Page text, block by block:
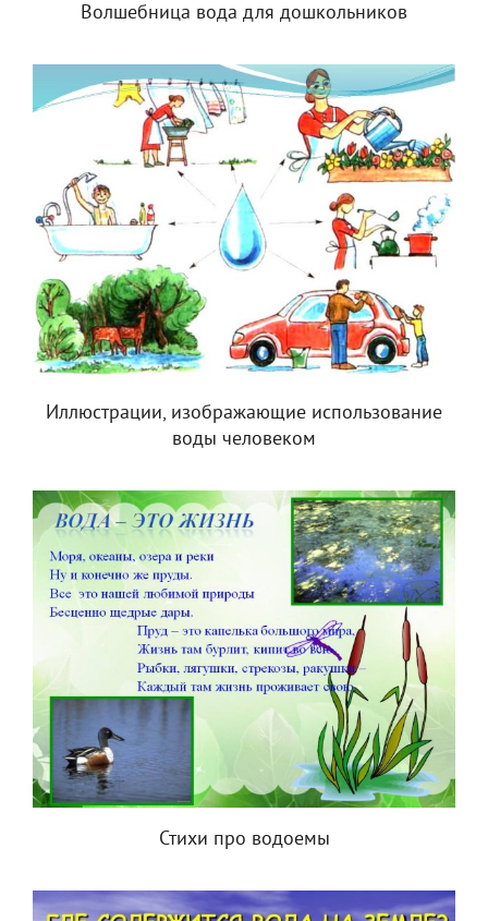
Волшебница вода для дошкольников
Иллюстрации, изображающие использование
воды человеком
Стихи про водоемы